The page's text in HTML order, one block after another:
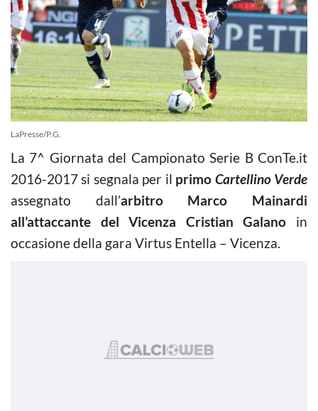
LaPresse/P.G.
La 7^ Giornata del Campionato Serie B ConTe.it
2016-2017 si segnala per il primo Cartellino Verde
assegnato dall’arbitro Marco Mainardi
all’attaccante del Vicenza Cristian Galano in
occasione della gara Virtus Entella – Vicenza.